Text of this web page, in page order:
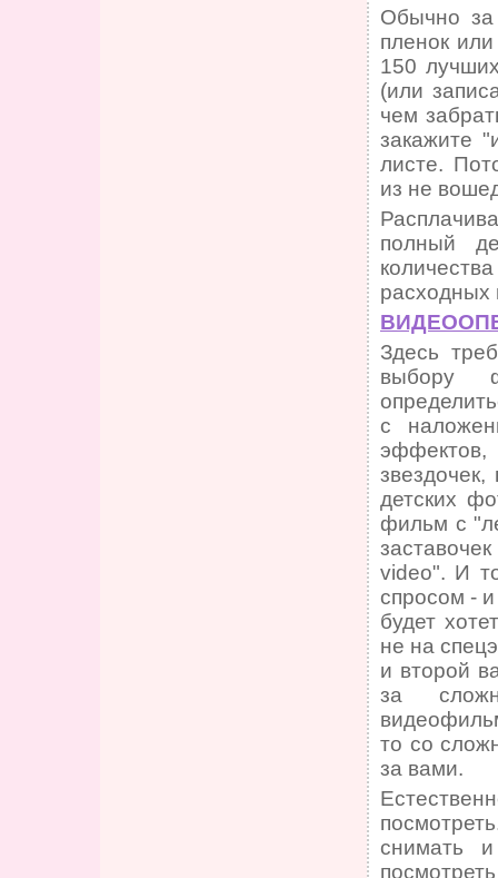
Обычно
пленок
150
(или
чем
закажите
листе.
из не
полный
расходных
Здесь
выбору
с
детских
фильм с
video". И
спросом -
будет
не на
и второй
за
то со
за вами.
снимать